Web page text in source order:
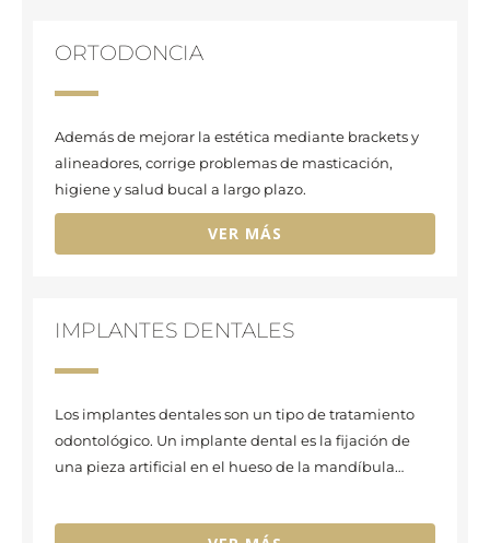
IMPLANTES DENTALES
Los implantes dentales son un tipo de tratamiento
odontológico. Un implante dental es la fijación de
una pieza artificial en el hueso de la mandíbula…
ORTODONCIA
Además de mejorar la estética mediante brackets y
alineadores, corrige problemas de masticación,
higiene y salud bucal a largo plazo.
VER MÁS